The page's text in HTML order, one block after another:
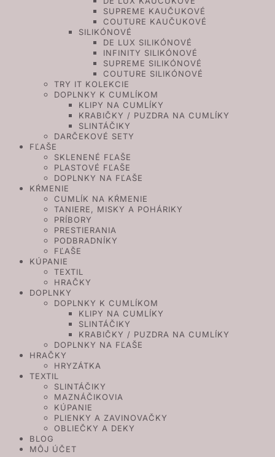
SUPREME KAUČUKOVÉ
COUTURE KAUČUKOVÉ
SILIKÓNOVÉ
DE LUX SILIKÓNOVÉ
INFINITY SILIKÓNOVÉ
SUPREME SILIKÓNOVÉ
COUTURE SILIKÓNOVÉ
TRY IT KOLEKCIE
DOPLNKY K CUMLÍKOM
KLIPY NA CUMLÍKY
KRABIČKY / PUZDRA NA CUMLÍKY
SLINTÁČIKY
DARČEKOVÉ SETY
FĽAŠE
SKLENENÉ FĽAŠE
PLASTOVÉ FĽAŠE
DOPLNKY NA FĽAŠE
KŔMENIE
CUMLÍK NA KŔMENIE
TANIERE, MISKY A POHÁRIKY
PRÍBORY
PRESTIERANIA
PODBRADNÍKY
FĽAŠE
KÚPANIE
TEXTIL
HRAČKY
DOPLNKY
DOPLNKY K CUMLÍKOM
KLIPY NA CUMLÍKY
SLINTÁČIKY
KRABIČKY / PUZDRA NA CUMLÍKY
DOPLNKY NA FĽAŠE
HRAČKY
HRYZÁTKA
TEXTIL
SLINTÁČIKY
MAZNÁČIKOVIA
KÚPANIE
PLIENKY A ZAVINOVAČKY
OBLIEČKY A DEKY
BLOG
MÔJ ÚČET